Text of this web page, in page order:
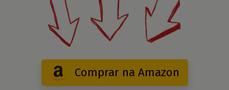
Comprar na Amazon